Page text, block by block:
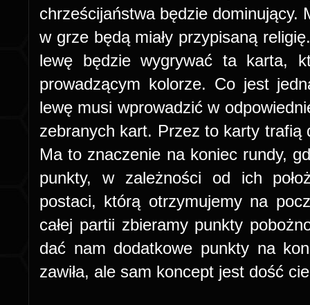
chrześcijaństwa będzie dominujący.
w grze będą miały przypisaną
lewę będzie wygrywać ta karta,
prowadzącym kolorze. Co jest
lewę musi wprowadzić w
zebranych kart. Przez to karty
Ma to znaczenie na koniec rundy,
punkty, w zależności od ich
postaci, którą otrzymujemy na
całej partii zbieramy punkty
dać nam dodatkowe punkty na
zawiła, ale sam koncept jest dość